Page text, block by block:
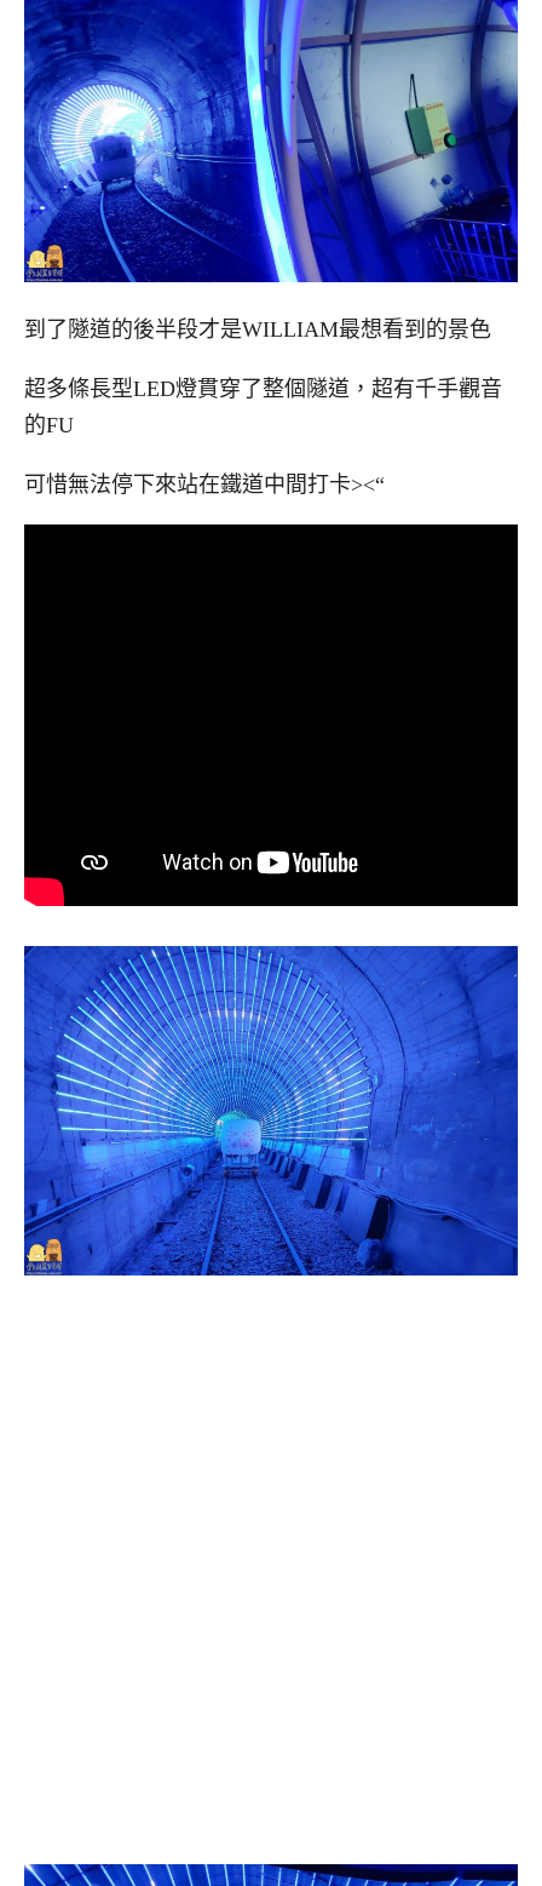
到了隧道的後半段才是WILLIAM最想看到的景色
超多條長型LED燈貫穿了整個隧道，超有千手觀音
的FU
可惜無法停下來站在鐵道中間打卡><“